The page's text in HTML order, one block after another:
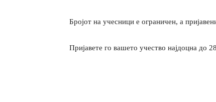
Бројот на учесници е ограничен, а
Пријавете го вашето учество најдоцна до